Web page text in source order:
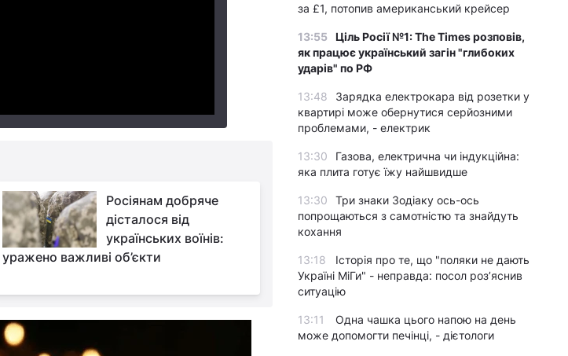
Росіянам добряче
дісталося від
українських воїнів:
уражено важливі об’єкти
за £1, потопив американський крейсер
13:55 Ціль Росії №1: The Times розповів,
як працює український загін "глибоких
ударів" по РФ
13:48
Зарядка електрокара від розетки у
квартирі може обернутися серйозними
проблемами, - електрик
13:30
Газова, електрична чи індукційна:
яка плита готує їжу найшвидше
13:30
Три знаки Зодіаку ось-ось
попрощаються з самотністю та знайдуть
кохання
13:18
Історія про те, що "поляки не дають
Україні МіГи" - неправда: посол роз’яснив
ситуацію
13:11
Одна чашка цього напою на день
може допомогти печінці, - дієтологи